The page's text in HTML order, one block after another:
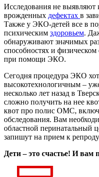
Исследования не выявляют
врожденных дефектах в
Также у ЭКО-детей все в
психическим здоровьем.
обнаруживают значимых
способностях и физическом
при помощи ЭКО.
Сегодня процедура ЭКО
высокотехнологичным –
несколько лет назад в
сложно получить на нее
квот про полис ОМС,
обследования. Вам
областной перинатальный
запишут на прием к
Дети – это счастье! И вам